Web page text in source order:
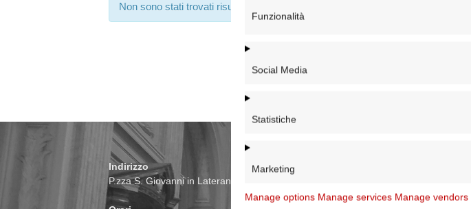
Funzionalità
Social Media
Statistiche
Marketing
Manage options Manage services Manage vendors
Non sono stati trovati risultati.
Indirizzo
P.zza S. Giovanni in Laterano 6 00184 Roma